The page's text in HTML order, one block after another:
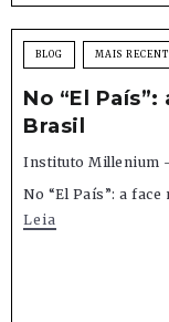
BLOG MAIS
No “El
Brasil
Instituto Millenium
No “El País”: a
Leia